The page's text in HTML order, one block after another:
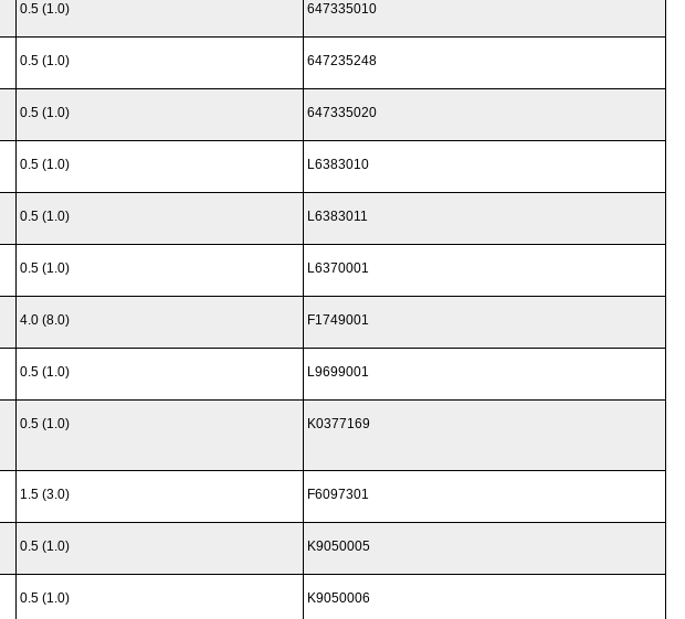
0.5 (1.0) 647335010
0.5 (1.0) 647235248
0.5 (1.0) 647335020
0.5 (1.0) L6383010
0.5 (1.0) L6383011
0.5 (1.0) L6370001
4.0 (8.0) F1749001
0.5 (1.0) L9699001
0.5 (1.0) K0377169
1.5 (3.0) F6097301
0.5 (1.0) K9050005
0.5 (1.0) K9050006